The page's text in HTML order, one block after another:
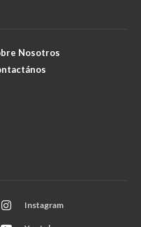
Nosotros
Instagram